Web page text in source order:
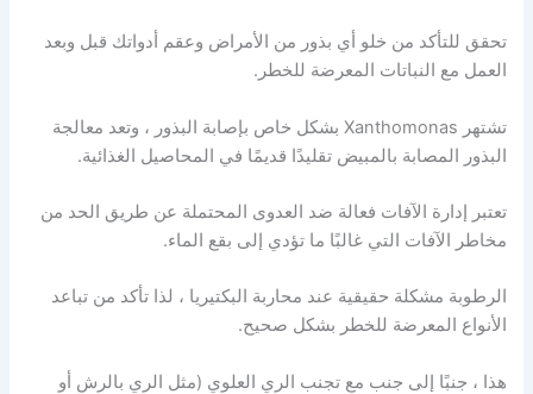
تحقق للتأكد من خلو أي بذور من الأمراض وعقم أدواتك قبل وبعد
العمل مع النباتات المعرضة للخطر.
تشتهر Xanthomonas بشكل خاص بإصابة البذور ، وتعد معالجة
البذور المصابة بالمبيض تقليدًا قديمًا في المحاصيل الغذائية.
تعتبر إدارة الآفات فعالة ضد العدوى المحتملة عن طريق الحد من
مخاطر الآفات التي غالبًا ما تؤدي إلى بقع الماء.
الرطوبة مشكلة حقيقية عند محاربة البكتيريا ، لذا تأكد من تباعد
الأنواع المعرضة للخطر بشكل صحيح.
هذا ، جنبًا إلى جنب مع تجنب الري العلوي (مثل الري بالرش أو